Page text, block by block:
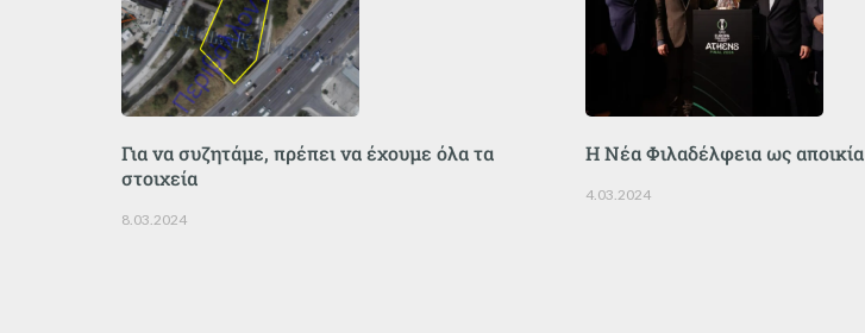
Για να συζητάμε, πρέπει να έχουμε όλα τα
στοιχεία
8.03.2024
Η Νέα Φιλαδέλφεια ως αποικία
4.03.2024